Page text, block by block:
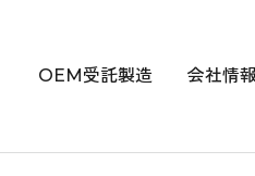
OEM受託製造 会社情